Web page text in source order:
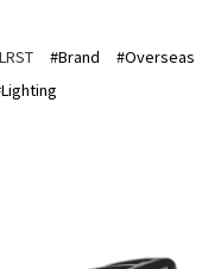
#Brand
#Overseas